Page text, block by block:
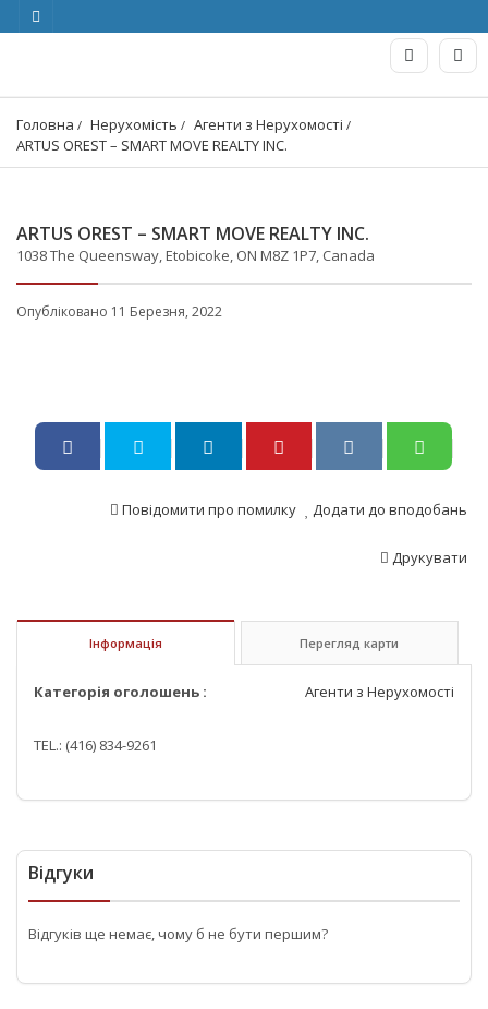
Головна Нерухомість
Агенти з Нерухомості
ARTUS OREST – SMART MOVE REALTY INC.
ARTUS OREST – SMART MOVE REALTY INC.
1038 The Queensway, Etobicoke, ON M8Z 1P7, Canada
Опубліковано 11 Березня, 2022
Додати до вподобань
Повідомити про помилку
Друкувати
Інформація Перегляд карти
Категорія оголошень : Агенти з Нерухомості
TEL.: (416) 834-9261
Відгуки
Відгуків ще немає, чому б не бути першим?